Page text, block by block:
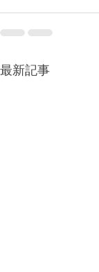
最新記事